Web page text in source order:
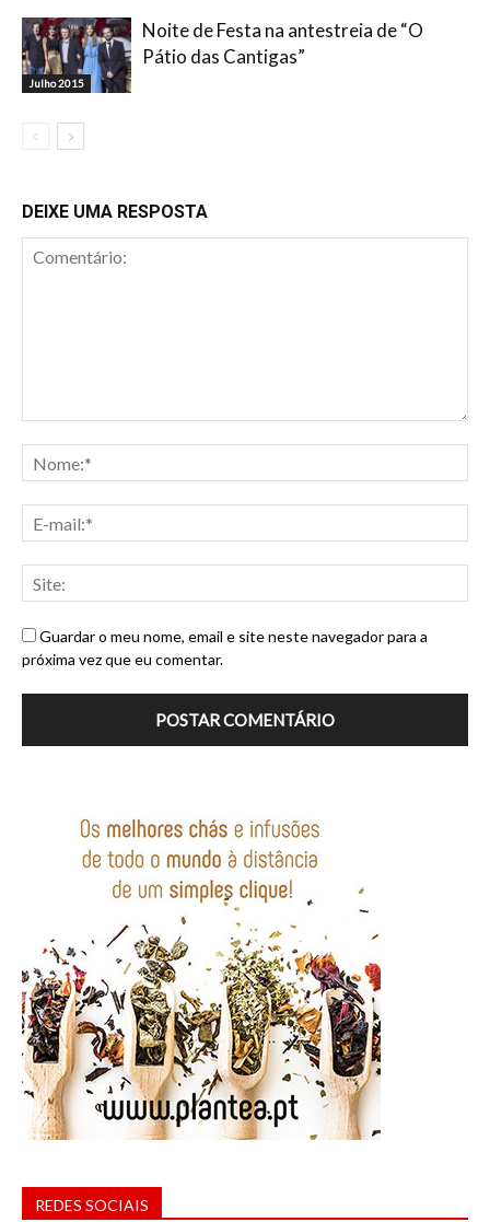
Julho 2015
Noite de Festa na antestreia de “O
Pátio das Cantigas”
DEIXE UMA RESPOSTA
Guardar o meu nome, email e site neste navegador para a
próxima vez que eu comentar.
REDES SOCIAIS